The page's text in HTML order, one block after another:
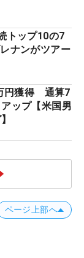
トップ10の7
ナンがツアー
円獲得 通算7
ップ【米国男
ページ上部へ